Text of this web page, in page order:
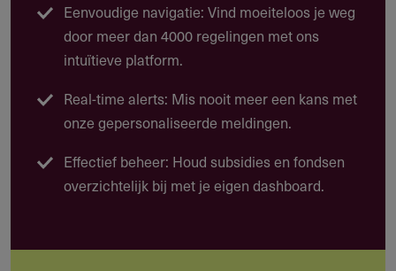
Doelgroep
Organisaties en projecten op maatschappelijk- of
volksgezondheid
homeopathie
Werkgebied
Eenvoudige navigatie: Vind moeiteloos je weg
door meer dan 4000 regelingen met ons
intuïtieve platform.
Real-time alerts: Mis nooit meer een kans met
onze gepersonaliseerde meldingen.
Effectief beheer: Houd subsidies en fondsen
overzichtelijk bij met je eigen dashboard.